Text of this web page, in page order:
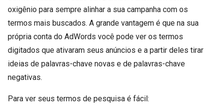
oxigênio para sempre alinhar a sua campanha com os
termos mais buscados. A grande vantagem é que na sua
própria conta do AdWords você pode ver os termos
digitados que ativaram seus anúncios e a partir deles tirar
ideias de palavras-chave novas e de palavras-chave
negativas.
Para ver seus termos de pesquisa é fácil: